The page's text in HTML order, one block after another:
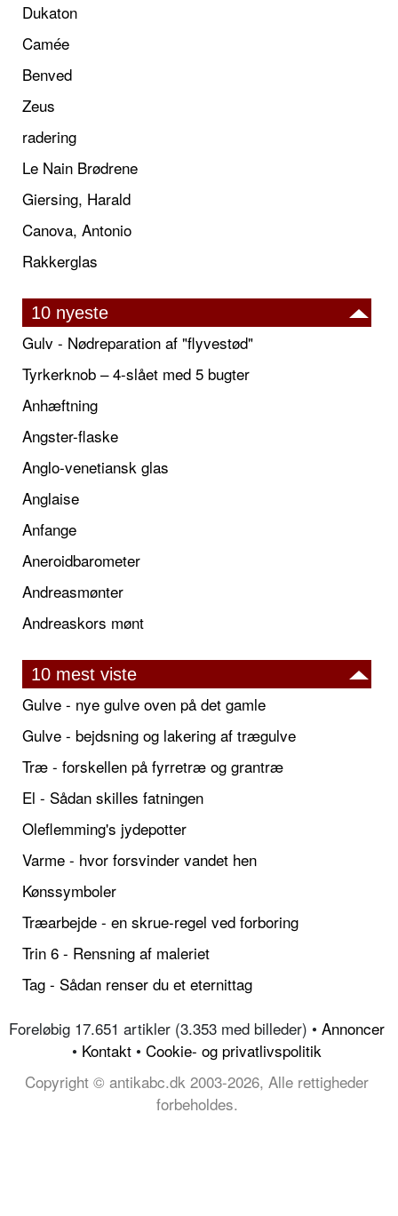
Dukaton
Camée
Benved
Zeus
radering
Le Nain Brødrene
Giersing, Harald
Canova, Antonio
Rakkerglas
10 nyeste
Gulv - Nødreparation af "flyvestød"
Tyrkerknob – 4-slået med 5 bugter
Anhæftning
Angster-flaske
Anglo-venetiansk glas
Anglaise
Anfange
Aneroidbarometer
Andreasmønter
Andreaskors mønt
10 mest viste
Gulve - nye gulve oven på det gamle
Gulve - bejdsning og lakering af trægulve
Træ - forskellen på fyrretræ og grantræ
El - Sådan skilles fatningen
Oleflemming's jydepotter
Varme - hvor forsvinder vandet hen
Kønssymboler
Træarbejde - en skrue-regel ved forboring
Trin 6 - Rensning af maleriet
Tag - Sådan renser du et eternittag
Foreløbig 17.651 artikler (3.353 med billeder) • Annoncer
• Kontakt • Cookie- og privatlivspolitik
Copyright © antikabc.dk 2003-2026, Alle rettigheder
forbeholdes.